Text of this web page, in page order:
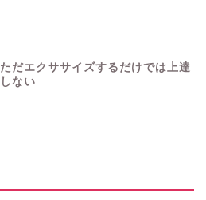
ただエクササイズするだけでは上達
しない